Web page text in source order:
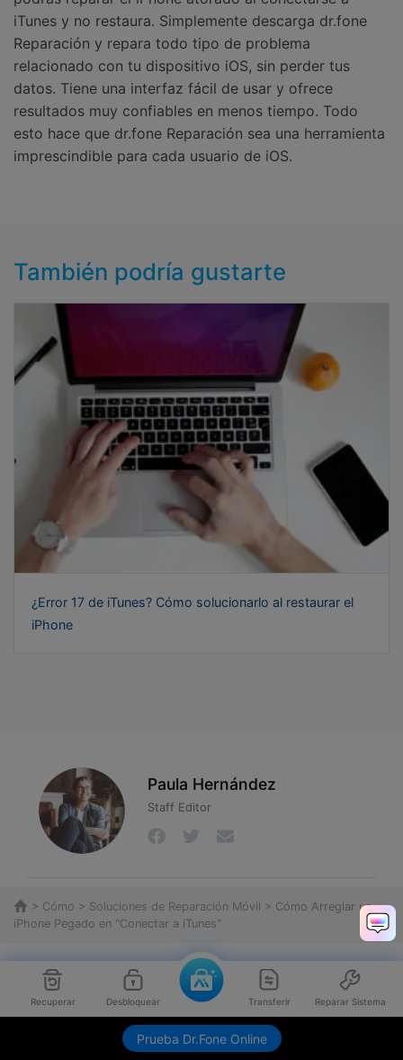
Recuperar Desbloquear Transferir Reparar Sistema
Prueba Dr.Fone Online
Envíame link de descarga
iTunes y no restaura. Simplemente descarga dr.fone
Reparación y repara todo tipo de problema
relacionado con tu dispositivo iOS, sin perder tus
datos. Tiene una interfaz fácil de usar y ofrece
resultados muy confiables en menos tiempo. Todo
esto hace que dr.fone Reparación sea una herramienta
imprescindible para cada usuario de iOS.
También podría gustarte
¿Error 17 de iTunes? Cómo solucionarlo al restaurar el
iPhone
Paula Hernández
Staff Editor
> Cómo > Soluciones de Reparación Móvil > Cómo Arreglar un
iPhone Pegado en "Conectar a iTunes"